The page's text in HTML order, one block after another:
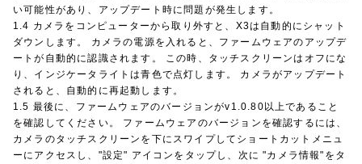
い可能性があり、アップデート時に問題が発生します。
1.4 カメラをコンピューターから取り外すと、X3は自動的にシャット
ダウンします。 カメラの電源を入れると、ファームウェアのアップデ
ートが自動的に認識されます。 この時、タッチスクリーンはオフにな
り、インジケータライトは青色で点灯します。 カメラがアップデート
されると、自動的に再起動します。
1.5 最後に、ファームウェアのバージョンがv1.0.80以上であること
を確認してください。 ファームウェアのバージョンを確認するには、
カメラのタッチスクリーンを下にスワイプしてショートカットメニュ
ーにアクセスし、"設定" アイコンをタップし、次に "カメラ情報"をタ